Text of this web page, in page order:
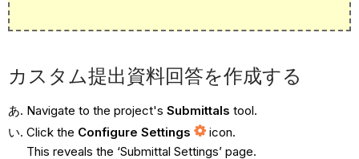
カスタム提出資料回答を作成する
Navigate to the project's Submittals tool.
Click the Configure Settings
icon.
This reveals the ‘Submittal Settings’ page.